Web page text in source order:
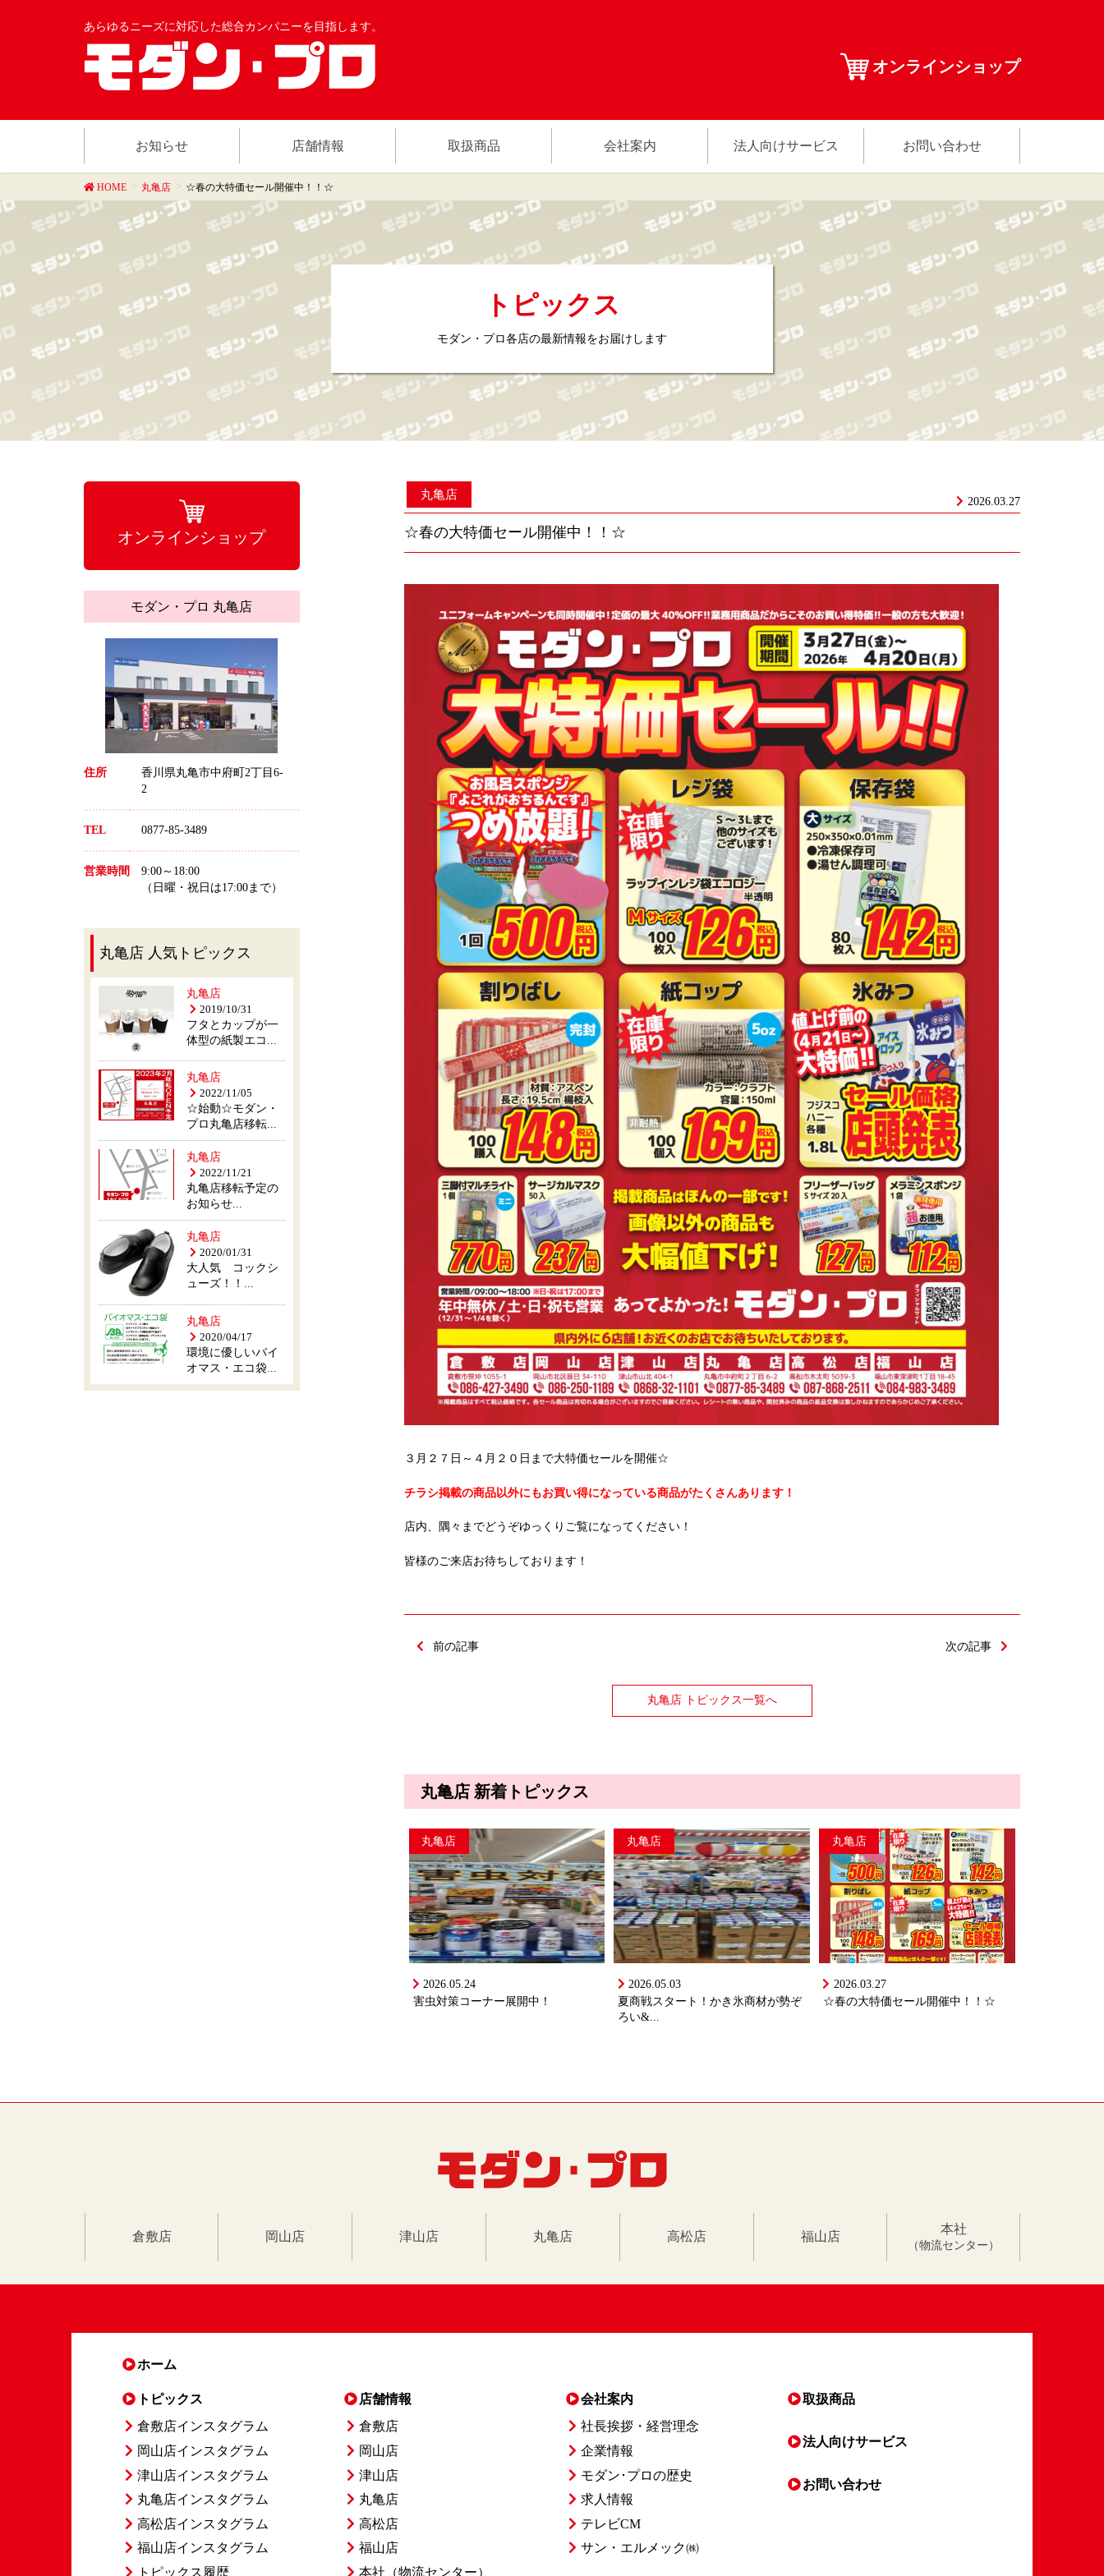
あらゆるニーズに対応した総合カンパニーを目指します。
オンラインショップ
お知らせ 店舗情報 取扱商品 会社案内 法人向けサービス お問い合わせ
HOME 丸亀店 ☆春の大特価セール開催中！！☆
トピックス
モダン・プロ各店の最新情報をお届けします
2026.03.27
丸亀店
☆春の大特価セール開催中！！☆
３月２７日～４月２０日まで大特価セールを開催☆
チラシ掲載の商品以外にもお買い得になっている商品がたくさんあります！
店内、隅々までどうぞゆっくりご覧になってください！
皆様のご来店お待ちしております！
前の記事 次の記事
丸亀店 トピックス一覧へ
丸亀店 新着トピックス
丸亀店
2026.05.24
害虫対策コーナー展開中！
丸亀店
2026.05.03
夏商戦スタート！かき氷商材が勢ぞ
ろい&...
丸亀店
2026.03.27
☆春の大特価セール開催中！！☆
オンラインショップ
モダン・プロ 丸亀店
住所
香川県丸亀市中府町2丁目6-
2
TEL 0877-85-3489
営業時間
9:00～18:00
（日曜・祝日は17:00まで）
丸亀店 人気トピックス
丸亀店
2019/10/31
フタとカップが一
体型の紙製エコ...
丸亀店
2022/11/05
☆始動☆モダン・
プロ丸亀店移転...
丸亀店
2022/11/21
丸亀店移転予定の
お知らせ...
丸亀店
2020/01/31
大人気 コックシ
ューズ！！...
丸亀店
2020/04/17
環境に優しいバイ
オマス・エコ袋...
倉敷店 岡山店 津山店 丸亀店 高松店 福山店
本社
（物流センター）
ホーム
トピックス
倉敷店インスタグラム
岡山店インスタグラム
津山店インスタグラム
丸亀店インスタグラム
高松店インスタグラム
福山店インスタグラム
トピックス履歴
店舗情報
倉敷店
岡山店
津山店
丸亀店
高松店
福山店
本社 （物流センター）
会社案内
社長挨拶・経営理念
企業情報
モダン･プロの歴史
求人情報
テレビCM
サン・エルメック㈱
取扱商品
法人向けサービス
お問い合わせ